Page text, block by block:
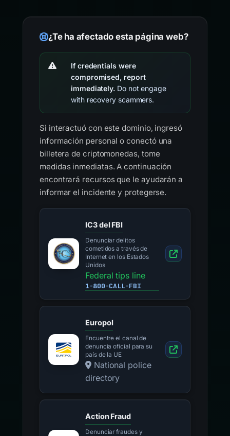
¿Te ha afectado esta página web?
If credentials were
compromised, report
immediately. Do not engage
with recovery scammers.
Si interactuó con este dominio, ingresó
información personal o conectó una
billetera de criptomonedas, tome
medidas inmediatas. A continuación
encontrará recursos que le ayudarán a
informar el incidente y protegerse.
IC3 del FBI
Denunciar delitos
cometidos a través de
Internet en los Estados
Unidos
Federal tips line
1-800-CALL-FBI
Europol
Encuentre el canal de
denuncia oficial para su
país de la UE
National police
directory
Action Fraud
Denunciar fraudes y